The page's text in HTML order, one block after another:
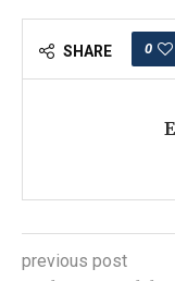
SHARE 0
previous post